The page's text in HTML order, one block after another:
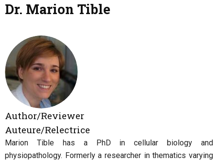
Dr. Marion Tible
Author/Reviewer
Auteure/Relectrice
Marion Tible has a PhD in cellular biology and
physiopathology. Formerly a researcher in thematics varying